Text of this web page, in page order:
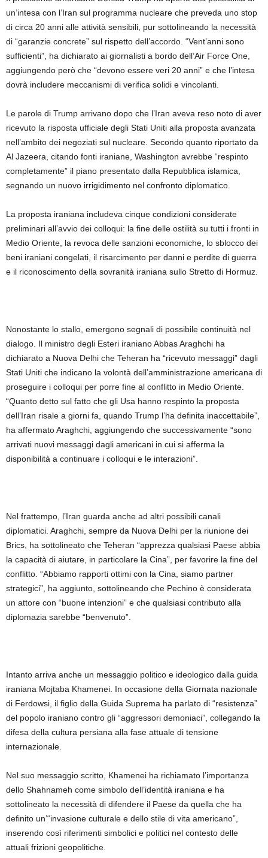
un’intesa con l’Iran sul programma nucleare che preveda uno stop
di circa 20 anni alle attività sensibili, pur sottolineando la necessità
di “garanzie concrete” sul rispetto dell’accordo. “Vent’anni sono
sufficienti”, ha dichiarato ai giornalisti a bordo dell’Air Force One,
aggiungendo però che “devono essere veri 20 anni” e che l’intesa
dovrà includere meccanismi di verifica solidi e vincolanti.
Le parole di Trump arrivano dopo che l’Iran aveva reso noto di aver
ricevuto la risposta ufficiale degli Stati Uniti alla proposta avanzata
nell’ambito dei negoziati sul nucleare. Secondo quanto riportato da
Al Jazeera, citando fonti iraniane, Washington avrebbe “respinto
completamente” il piano presentato dalla Repubblica islamica,
segnando un nuovo irrigidimento nel confronto diplomatico.
La proposta iraniana includeva cinque condizioni considerate
preliminari all’avvio dei colloqui: la fine delle ostilità su tutti i fronti in
Medio Oriente, la revoca delle sanzioni economiche, lo sblocco dei
beni iraniani congelati, il risarcimento per danni e perdite di guerra
e il riconoscimento della sovranità iraniana sullo Stretto di Hormuz.
Nonostante lo stallo, emergono segnali di possibile continuità nel
dialogo. Il ministro degli Esteri iraniano Abbas Araghchi ha
dichiarato a Nuova Delhi che Teheran ha “ricevuto messaggi” dagli
Stati Uniti che indicano la volontà dell’amministrazione americana di
proseguire i colloqui per porre fine al conflitto in Medio Oriente.
“Quanto detto sul fatto che gli Usa hanno respinto la proposta
dell’Iran risale a giorni fa, quando Trump l’ha definita inaccettabile”,
ha affermato Araghchi, aggiungendo che successivamente “sono
arrivati nuovi messaggi dagli americani in cui si afferma la
disponibilità a continuare i colloqui e le interazioni”.
Nel frattempo, l’Iran guarda anche ad altri possibili canali
diplomatici. Araghchi, sempre da Nuova Delhi per la riunione dei
Brics, ha sottolineato che Teheran “apprezza qualsiasi Paese abbia
la capacità di aiutare, in particolare la Cina”, per favorire la fine del
conflitto. “Abbiamo rapporti ottimi con la Cina, siamo partner
strategici”, ha aggiunto, sottolineando che Pechino è considerata
un attore con “buone intenzioni” e che qualsiasi contributo alla
diplomazia sarebbe “benvenuto”.
Intanto arriva anche un messaggio politico e ideologico dalla guida
iraniana Mojtaba Khamenei. In occasione della Giornata nazionale
di Ferdowsi, il figlio della Guida Suprema ha parlato di “resistenza”
del popolo iraniano contro gli “aggressori demoniaci”, collegando la
difesa della cultura persiana alla fase attuale di tensione
internazionale.
Nel suo messaggio scritto, Khamenei ha richiamato l’importanza
dello Shahnameh come simbolo dell’identità iraniana e ha
sottolineato la necessità di difendere il Paese da quella che ha
definito un’“invasione culturale e dello stile di vita americano”,
inserendo così riferimenti simbolici e politici nel contesto delle
attuali frizioni geopolitiche.